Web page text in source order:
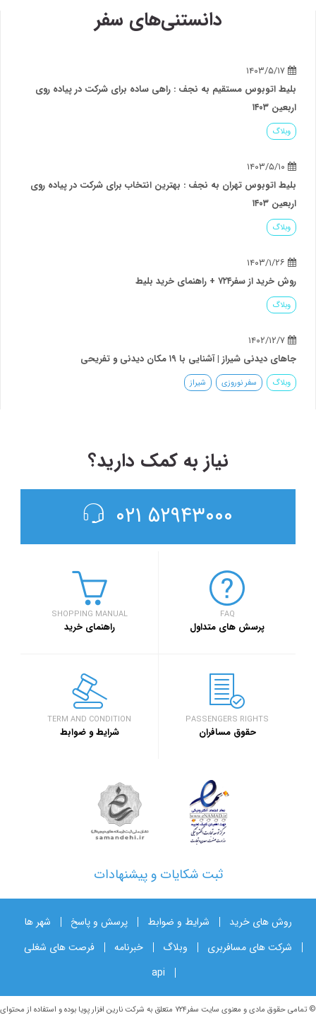
دانستنی‌های سفر
اتوبوس مستقیم به نجف : راهی ساده برای شرکت در پیاده روی
تهران به نجف : بهترین انتخاب برای شرکت در پیاده روی
+ راهنمای خرید بلیط
شیراز | آشنایی با ۱۹ مکان دیدنی و تفریحی
سفر نوروزی شیراز
نیاز به کمک دارید؟
۵۲۹۴۳۰۰۰ ۰۲۱
SHOPPING MANUAL
راهنمای خرید
FAQ
پرسش های متداول
TERM AND CONDITION
شرایط و ضوابط
PASSENGERS RIGHTS
حقوق مسافران
ثبت شکایات و پیشنهادات
روش های خرید شرایط و ضوابط پرسش و پاسخ
شهر ها
شرکت های مسافربری
وبلاگ خبرنامه
فرصت های شغلی
api
© تمامی حقوق مادی و معنوی سایت سفر۷۲۴ متعلق به شرکت نارین افزار پویا بوده و استفاده از محتوای